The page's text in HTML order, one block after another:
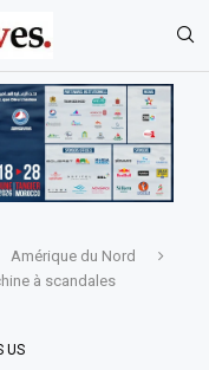
Amérique du Nord
à scandales
US